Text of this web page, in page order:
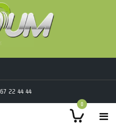
22 44 44
0